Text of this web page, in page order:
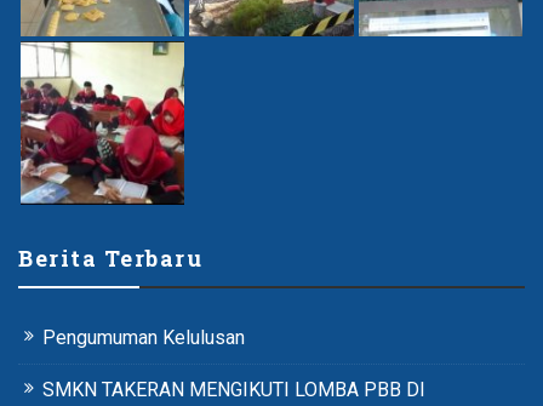
Berita Terbaru
Pengumuman Kelulusan
SMKN TAKERAN MENGIKUTI LOMBA PBB DI